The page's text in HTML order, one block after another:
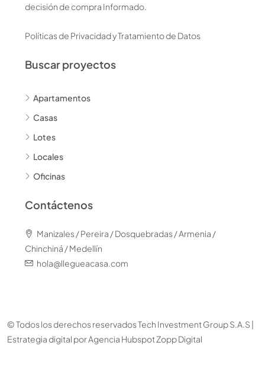
decisión de compra Informado.
Políticas de Privacidad y Tratamiento de Datos
Buscar proyectos
Apartamentos
Casas
Lotes
Locales
Oficinas
Contáctenos
Manizales / Pereira / Dosquebradas / Armenia /
Chinchiná / Medellín
hola@llegueacasa.com
© Todos los derechos reservados Tech Investment Group S.A.S |
Estrategia digital porAgencia Hubspot Zopp Digital